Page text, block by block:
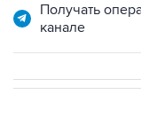
Получать
канале